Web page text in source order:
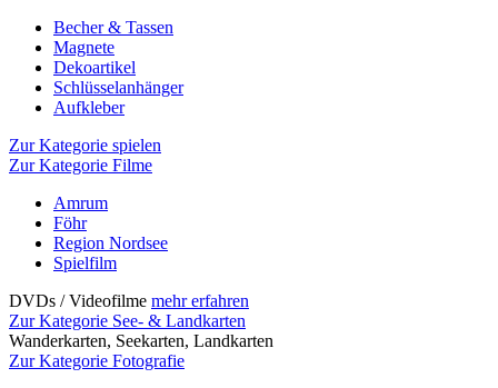
Becher & Tassen
Magnete
Dekoartikel
Schlüsselanhänger
Aufkleber
Zur Kategorie spielen
Zur Kategorie Filme
Amrum
Föhr
Region Nordsee
Spielfilm
DVDs / Videofilme mehr erfahren
Zur Kategorie See- & Landkarten
Wanderkarten, Seekarten, Landkarten
Zur Kategorie Fotografie